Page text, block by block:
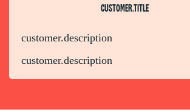
CUSTOMER.TITLE
customer.description
customer.description